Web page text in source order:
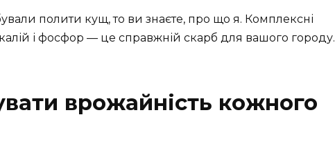
полити кущ, то ви знаєте, про що я. Комплексні
калій і фосфор — це справжній скарб для вашого городу.
врожайність кожного